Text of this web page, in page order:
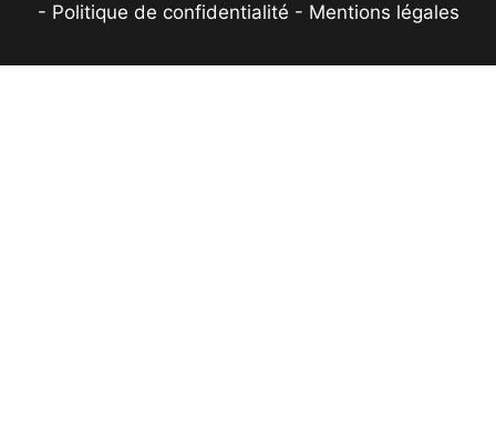
- Politique de confidentialité - Mentions légales